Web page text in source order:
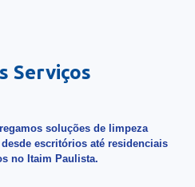
Serviços
soluções de limpeza
escritórios até residenciais
no Itaim Paulista.